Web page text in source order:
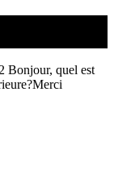
Bonjour, quel est